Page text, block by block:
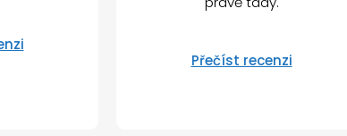
Přečíst recenzi